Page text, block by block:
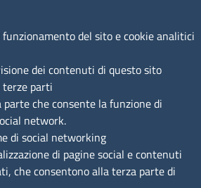
cookie policy Accesso riservato
funzionamento del sito e cookie analitici
dei contenuti di questo sito
parti
che consente la funzione di
network.
di social networking
di pagine social e contenuti
che consentono alla terza parte di